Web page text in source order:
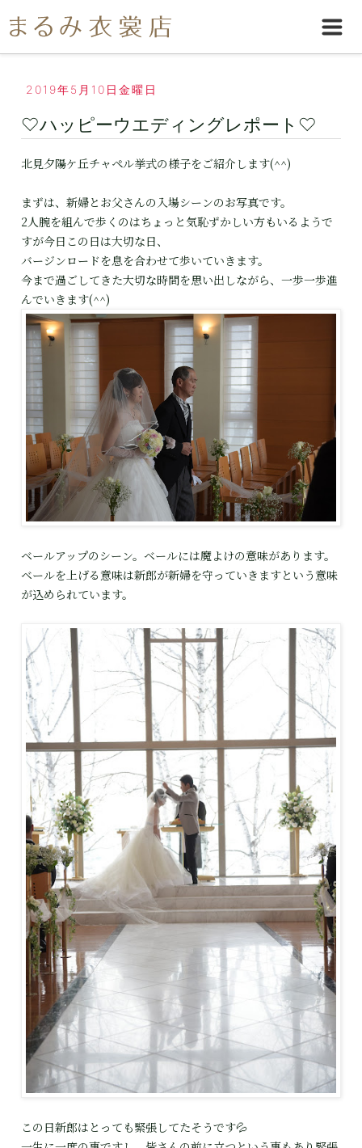
2019年5月10日金曜日
♡ハッピーウエディングレポート♡
北見夕陽ケ丘チャペル挙式の様子をご紹介します(^^)
まずは、新婦とお父さんの入場シーンのお写真です。
2人腕を組んで歩くのはちょっと気恥ずかしい方もいるようで
すが今日この日は大切な日、
バージンロードを息を合わせて歩いていきます。
今まで過ごしてきた大切な時間を思い出しながら、一歩一歩進
んでいきます(^^)
ベールアップのシーン。ベールには魔よけの意味があります。
ベールを上げる意味は新郎が新婦を守っていきますという意味
が込められています。
この日新郎はとっても緊張してたそうです💦